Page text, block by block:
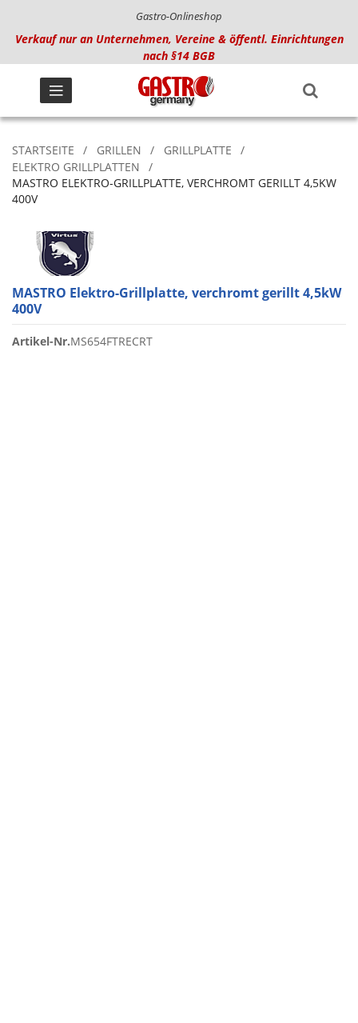
Gastro-Onlineshop
Verkauf nur an Unternehmen, Vereine & öffentl. Einrichtungen
nach §14 BGB
STARTSEITE GRILLEN
GRILLPLATTE
ELEKTRO GRILLPLATTEN
MASTRO ELEKTRO-GRILLPLATTE, VERCHROMT GERILLT 4,5KW
400V
MASTRO Elektro-Grillplatte, verchromt gerillt 4,5kW
400V
Artikel-Nr.MS654FTRECRT